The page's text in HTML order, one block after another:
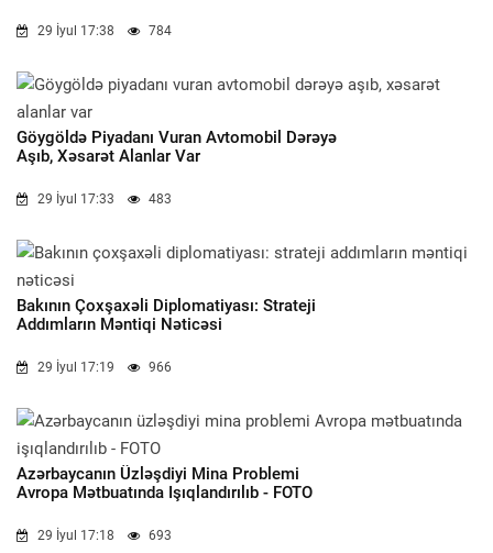
29 İyul 17:38 784
Göygöldə Piyadanı Vuran Avtomobil Dərəyə
Aşıb, Xəsarət Alanlar Var
29 İyul 17:33 483
Bakının Çoxşaxəli Diplomatiyası: Strateji
Addımların Məntiqi Nəticəsi
29 İyul 17:19 966
Azərbaycanın Üzləşdiyi Mina Problemi
Avropa Mətbuatında Işıqlandırılıb - FOTO
29 İyul 17:18 693